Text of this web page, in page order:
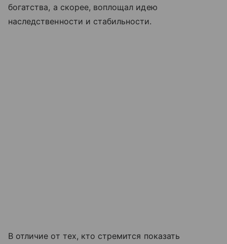
богатства, а скорее, воплощал идею
наследственности и стабильности.
В отличие от тех, кто стремится показать